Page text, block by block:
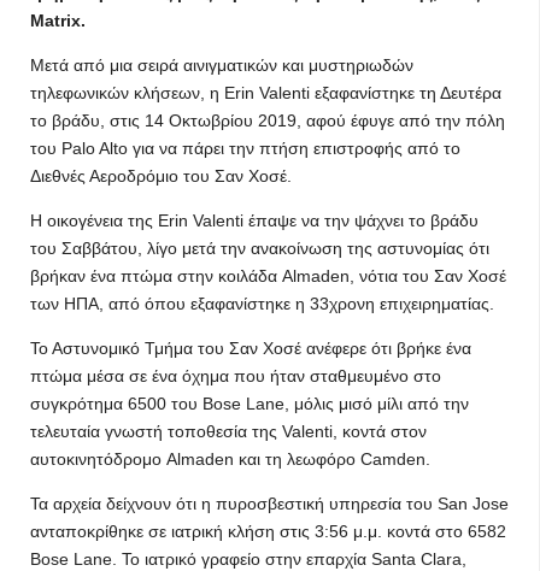
Matrix.
Μετά από μια σειρά αινιγματικών και μυστηριωδών
τηλεφωνικών κλήσεων, η Erin Valenti εξαφανίστηκε τη Δευτέρα
το βράδυ, στις 14 Οκτωβρίου 2019, αφού έφυγε από την πόλη
του Palo Alto για να πάρει την πτήση επιστροφής από το
Διεθνές Αεροδρόμιο του Σαν Χοσέ.
Η οικογένεια της Erin Valenti έπαψε να την ψάχνει το βράδυ
του Σαββάτου, λίγο μετά την ανακοίνωση της αστυνομίας ότι
βρήκαν ένα πτώμα στην κοιλάδα Almaden, νότια του Σαν Χοσέ
των ΗΠΑ, από όπου εξαφανίστηκε η 33χρονη επιχειρηματίας.
Το Αστυνομικό Τμήμα του Σαν Χοσέ ανέφερε ότι βρήκε ένα
πτώμα μέσα σε ένα όχημα που ήταν σταθμευμένο στο
συγκρότημα 6500 του Bose Lane, μόλις μισό μίλι από την
τελευταία γνωστή τοποθεσία της Valenti, κοντά στον
αυτοκινητόδρομο Almaden και τη λεωφόρο Camden.
Τα αρχεία δείχνουν ότι η πυροσβεστική υπηρεσία του San Jose
ανταποκρίθηκε σε ιατρική κλήση στις 3:56 μ.μ. κοντά στο 6582
Bose Lane. Το ιατρικό γραφείο στην επαρχία Santa Clara,